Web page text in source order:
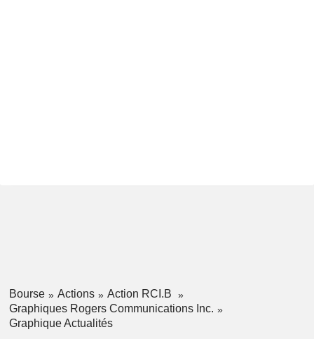
Bourse Actions
Action RCI.B
Graphiques Rogers Communications Inc.
Graphique Actualités